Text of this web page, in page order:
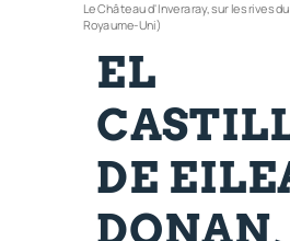
Le Château d'Inveraray, sur les rives
Royaume-Uni)
EL
DE